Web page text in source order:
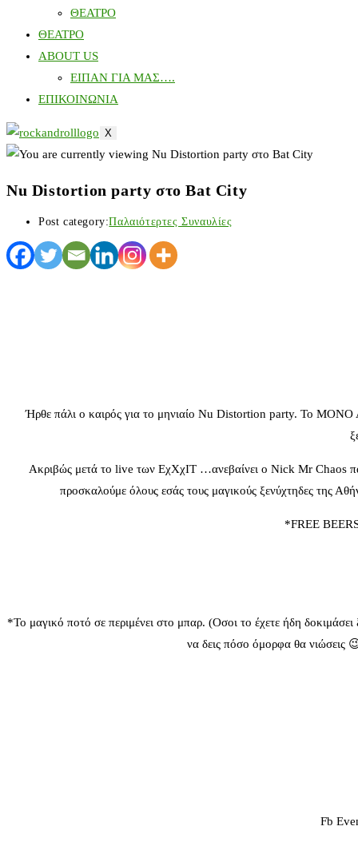
ΘΕΑΤΡΟ
ΘΕΑΤΡΟ
ABOUT US
ΕΙΠΑΝ ΓΙΑ ΜΑΣ….
ΕΠΙΚΟΙΝΩΝΙΑ
X
Nu Distortion party στο Bat City
Post category:Παλαιότερτες Συναυλίες
Ήρθε πάλι ο καιρός για το μηνιαίο Nu Distortion party. Το
Ακριβώς μετά το live των ΕχΧχΙΤ …ανεβαίνει ο Nick Mr Chaos
προσκαλούμε όλους εσάς τους μαγικούς ξενύχτηδες της
*FREE
*Το μαγικό ποτό σε περιμένει στο μπαρ. (Οσοι το έχετε ήδη
να δεις πόσο όμορφα θα
Fb